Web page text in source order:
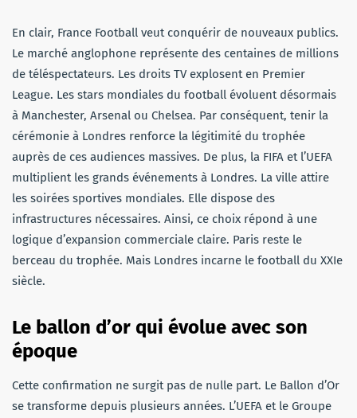
En clair, France Football veut conquérir de nouveaux publics.
Le marché anglophone représente des centaines de millions
de téléspectateurs. Les droits TV explosent en Premier
League. Les stars mondiales du football évoluent désormais
à Manchester, Arsenal ou Chelsea. Par conséquent, tenir la
cérémonie à Londres renforce la légitimité du trophée
auprès de ces audiences massives. De plus, la FIFA et l’UEFA
multiplient les grands événements à Londres. La ville attire
les soirées sportives mondiales. Elle dispose des
infrastructures nécessaires. Ainsi, ce choix répond à une
logique d’expansion commerciale claire. Paris reste le
berceau du trophée. Mais Londres incarne le football du XXIe
siècle.
Le ballon d’or qui évolue avec son
époque
Cette confirmation ne surgit pas de nulle part. Le Ballon d’Or
se transforme depuis plusieurs années. L’UEFA et le Groupe